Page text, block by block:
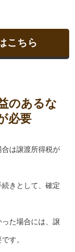
こちら
のあるな
必要
は譲渡所得税が
きとして、確定
た場合には、譲
す。